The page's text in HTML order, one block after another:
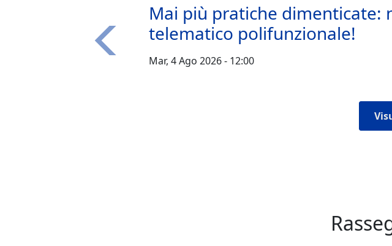
Mai più pratiche dimenticate:
telematico polifunzionale!
Mar, 4 Ago 2026 - 12:00
Precedente